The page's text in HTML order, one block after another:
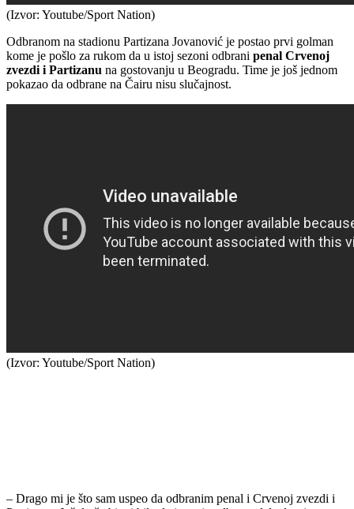
(Izvor: Youtube/Sport Nation)
Odbranom na stadionu Partizana Jovanović je postao prvi golman
kome je pošlo za rukom da u istoj sezoni odbrani penal Crvenoj
zvezdi i Partizanu na gostovanju u Beogradu. Time je još jednom
pokazao da odbrane na Čairu nisu slučajnost.
(Izvor: Youtube/Sport Nation)
– Drago mi je što sam uspeo da odbranim penal i Crvenoj zvezdi i